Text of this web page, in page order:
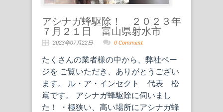
アシナガ蜂駆除！ ２０２３年
７月２１日 富山県射水市
2023年07月22日 0 Comment
たくさんの業者様の中から、弊社ペー
ジを ご覧いただき、ありがとうござい
ます。 ル・ア・インセクト 代表 松
嶌です。 アシナガ蜂駆除に伺いまし
た！ ・極狭い、高い場所にアシナガ蜂